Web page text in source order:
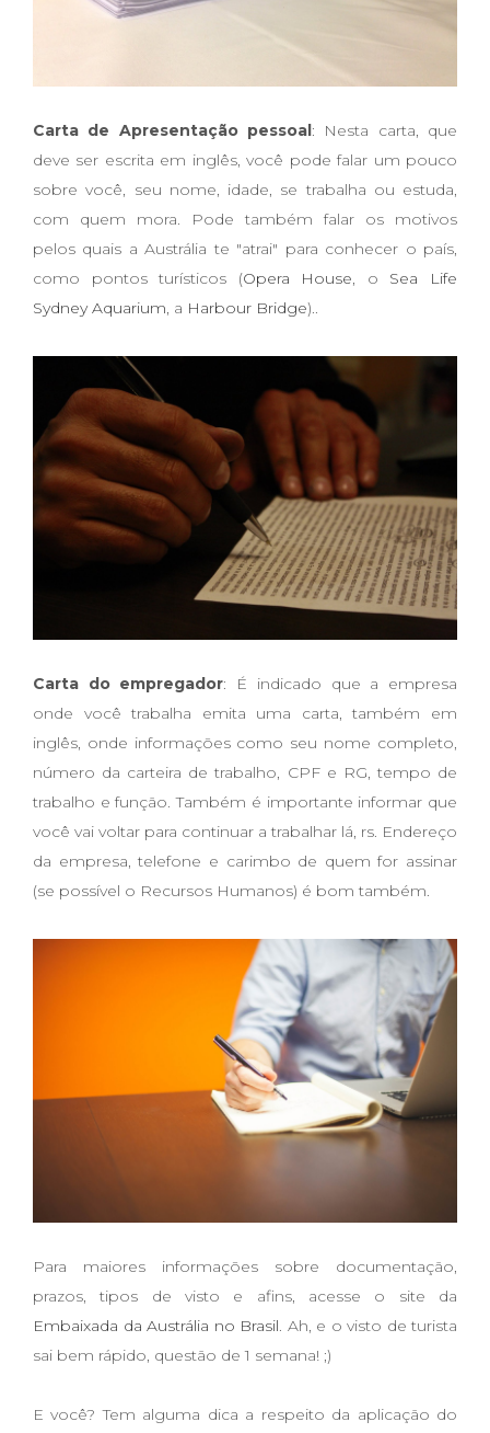
Carta de Apresentação pessoal : Nesta carta, que
deve ser escrita em inglês,você pode falar um pouco
sobre você, seu nome, idade, se trabalha ou estuda,
com quem mora. Pode também falar os motivos
pelos quais a Austrália te "atrai" para conhecer o país,
como pontos turísticos (Opera House, o Sea Life
Sydney Aquarium, a Harbour Bridge)..
Carta do empregador: É indicado que a empresa
onde você trabalha emita uma carta, também em
inglês, onde informações como seu nome completo,
número da carteira de trabalho, CPF e RG, tempo de
trabalho e função. Também é importante informar que
você vai voltar para continuar a trabalhar lá, rs. Endereço
da empresa, telefone e carimbo de quem for assinar
(se possível o Recursos Humanos) é bom também.
Para maiores informações sobre documentação,
prazos, tipos de visto e afins, acesse o site da
Embaixada da Austrália no Brasil. Ah, e o visto de turista
sai bem rápido, questão de 1 semana! ;)
E você? Tem alguma dica a respeito da aplicação do